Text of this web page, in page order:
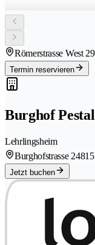
Römerstrasse West 29
Termin reservieren
Burghof
Lehrlingsheim
Burghofstrasse 24
Jetzt buchen